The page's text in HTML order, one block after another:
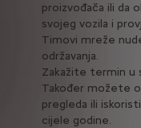
proizvođača ili da
svojeg vozila i
Timovi mreže
održavanja.
Zakažite termin u
Također možete
pregleda ili
cijele godine.